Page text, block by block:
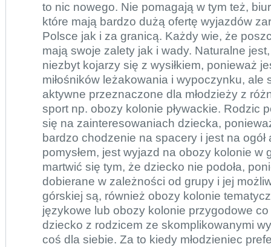
to nic nowego. Nie pomagają w tym też,
które mają bardzo dużą ofertę wyjazdów
Polsce jak i za granicą. Każdy wie, że
mają swoje zalety jak i wady. Naturalne
niezbyt kojarzy się z wysiłkiem, ponieważ
miłośników leżakowania i wypoczynku, ale
aktywne przeznaczone dla młodzieży z
sport np. obozy kolonie pływackie. Rodzic
się na zainteresowaniach dziecka,
bardzo chodzenie na spacery i jest na
pomysłem, jest wyjazd na obozy kolonie w
martwić się tym, że dziecko nie podoła,
dobierane w zależności od grupy i jej
górskiej są, również obozy kolonie
językowe lub obozy kolonie przygodowe
dziecko z rodzicem ze skomplikowanymi
coś dla siebie. Za to kiedy młodzieniec